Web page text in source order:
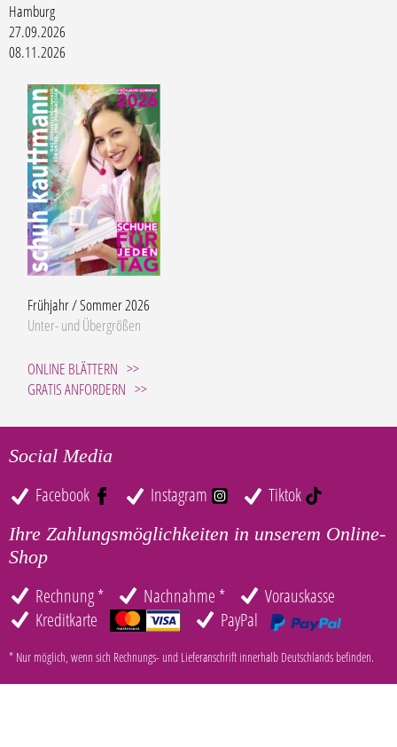
Hamburg
27.09.2026
08.11.2026
Frühjahr / Sommer 2026
Unter- und Übergrößen
ONLINE BLÄTTERN
GRATIS ANFORDERN
Social Media
Facebook Instagram Tiktok
Ihre Zahlungsmöglichkeiten in unserem Online-
Shop
Rechnung * Nachnahme *
Vorauskasse
Kreditkarte
PayPal
* Nur möglich, wenn sich Rechnungs- und Lieferanschrift innerhalb Deutschlands befinden.